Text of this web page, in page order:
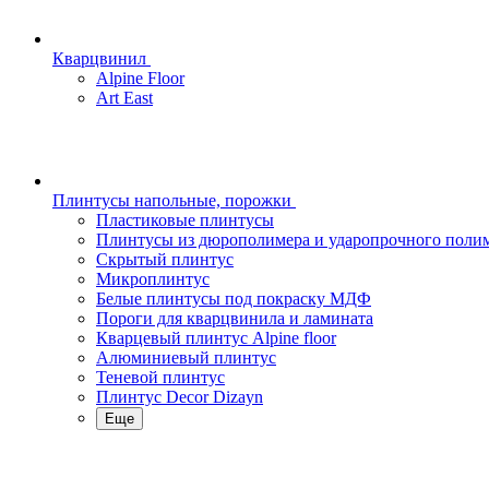
Кварцвинил
Alpine Floor
Art East
Плинтусы напольные, порожки
Пластиковые плинтусы
Плинтусы из дюрополимера и ударопрочного
Скрытый плинтус
Микроплинтус
Белые плинтусы под покраску МДФ
Пороги для кварцвинила и ламината
Кварцевый плинтус Alpine floor
Алюминиевый плинтус
Теневой плинтус
Плинтус Decor Dizayn
Еще